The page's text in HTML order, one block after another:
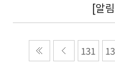
[알
젝트
131